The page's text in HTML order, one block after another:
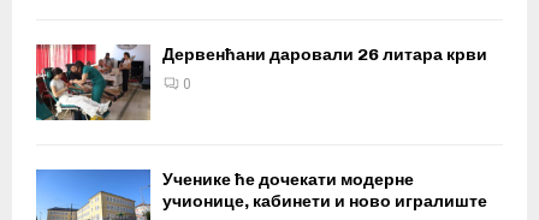
Дервенћани даровали 26 литара крви
0
Ученике ће дочекати модерне
учионице, кабинети и ново игралиште